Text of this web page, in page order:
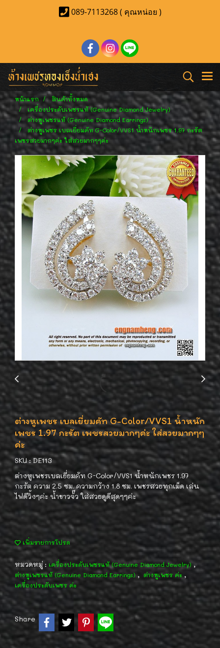
089-7113268 ( คุณหน่อย )
หน้าแรก
สินค้าทั้งหมด
เครื่องประดับเพชรแท้ (Genuine Diamond Jewelry)
ต่างหูเพชรแท้ (Genuine Diamond Earrings)
ต่างหูเพชร เบลเยี่ยมคัท G-Color/VVS1 น้ำหนักเพชร 1.97 กะรัต
เพชรสวยมากๆค่ะ ใส่สวยมากๆๆค่ะ
ต่างหูเพชร เบลเยี่ยมคัท G-Color/VVS1 น้ำหนัก
เพชร 1.97 กะรัต เพชรสวยมากๆค่ะ ใส่สวยมากๆๆ
ค่ะ
SKU : DE113
ต่างหูเพชรเบลเยี่ยมคัท G-Color/VVS1 น้ำหนักเพชร 1.97
กะรัต ความ 2.5 ซม. ความกว้าง 1.8 ซม. เพชรสวยทุกเม็ด เล่น
ไฟดีวิ้งๆค่ะ น้ำขาวจั๊ว ใส่สวยดูดีสุดๆๆค่ะ
เพิ่มรายการโปรด
หมวดหมู่ : เครื่องประดับเพชรแท้ (Genuine Diamond Jewelry),
ต่างหูเพชรแท้ (Genuine Diamond Earrings), ต่างหูเพชร ค่ะ ,
เครื่องประดับเพชร ค่ะ
Share